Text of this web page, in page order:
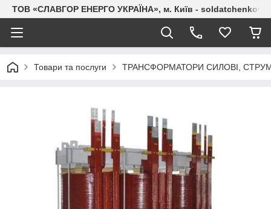
ТОВ «СЛАВГОР ЕНЕРГО УКРАЇНА», м. Київ -
Товари та послуги ТРАНСФОРМАТОРИ СИЛОВІ,